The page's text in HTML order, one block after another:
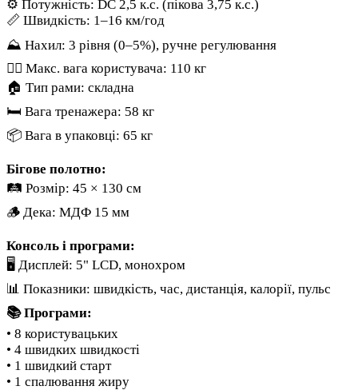
⚙️ Потужність: DC 2,5 к.с. (пікова 3,75 к.с.)
📏 Швидкість: 1–16 км/год
⛰️ Нахил: 3 рівня (0–5%), ручне регулювання
🏋️‍♀️ Макс. вага користувача: 110 кг
🏠 Тип рами: складна
🛏️ Вага тренажера: 58 кг
📦 Вага в упаковці: 65 кг
Бігове полотно:
🛤️ Розмір: 45 × 130 см
🪵 Дека: МДФ 15 мм
Консоль і програми:
🖥️ Дисплей: 5" LCD, монохром
📊 Показники: швидкість, час, дистанція, калорії, пульс
📚 Програми:
• 8 користувацьких
• 4 швидких швидкості
• 1 швидкий старт
• 1 спалювання жиру